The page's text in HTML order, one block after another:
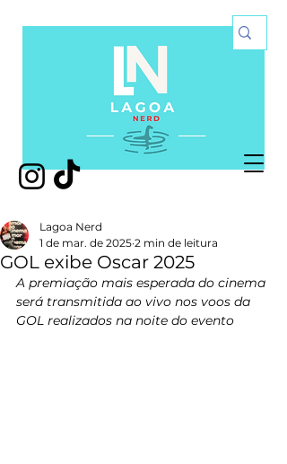
GOL exibe Oscar 2025
Lagoa Nerd
1 de mar. de 2025 2 min de leitura
A premiação mais esperada do cinema
será transmitida ao vivo nos voos da
GOL realizados na noite do evento